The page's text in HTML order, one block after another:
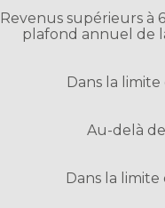
Revenus supérieurs à
plafond annuel de
Dans la
Au-delà
Dans la